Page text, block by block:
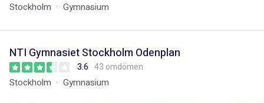
Stockholm Gymnasium
NTI Gymnasiet Stockholm Odenplan
3.6 43 omdömen
Stockholm Gymnasium